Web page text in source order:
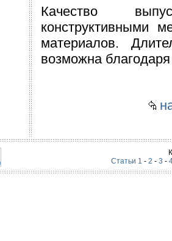
Качество
конструктивными
материалов.
возможна
Статьи 1 - 2 - 3 -